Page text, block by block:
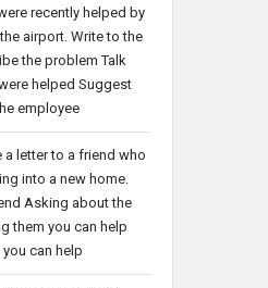
recently helped by
airport. Write to the
the problem Talk
helped Suggest
employee
a letter to a friend who
into a new home.
Asking about the
them you can help
can help